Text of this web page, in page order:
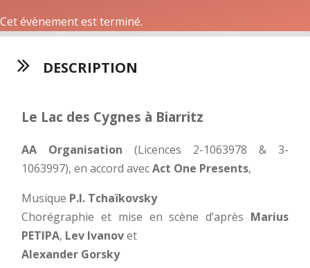
Cet évènement est terminé.
DESCRIPTION
Le Lac des Cygnes à Biarritz
AA Organisation (Licences 2-1063978 & 3-
1063997), en accord avecAct One Presents,
Musique P.I. Tchaïkovsky
Chorégraphie et mise en scène d’après Marius
PETIPA, Lev Ivanovet
Alexander Gorsky